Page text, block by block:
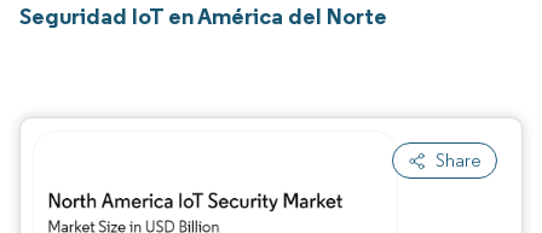
Seguridad IoT en América del Norte
Share